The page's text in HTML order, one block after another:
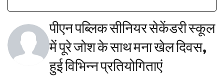
पीएन पब्लिक सीनियर सेकेंडरी स्कूल
में पूरे जोश के साथ मना खेल दिवस,
हुई विभिन्न प्रतियोगिताएं